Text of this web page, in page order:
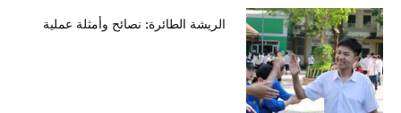
الريشة الطائرة: نصائح وأمثلة عملية